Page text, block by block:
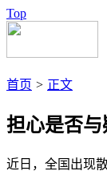
Top
首页 > 正文
担心是否
近日，全国出现